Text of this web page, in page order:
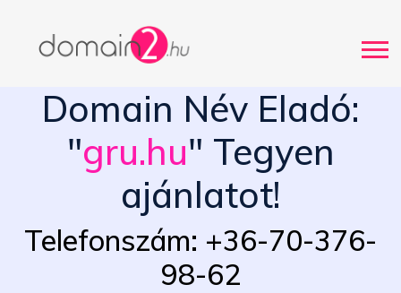
Domain Név Eladó:
"gru.hu" Tegyen
ajánlatot!
Telefonszám: +36-70-376-
98-62